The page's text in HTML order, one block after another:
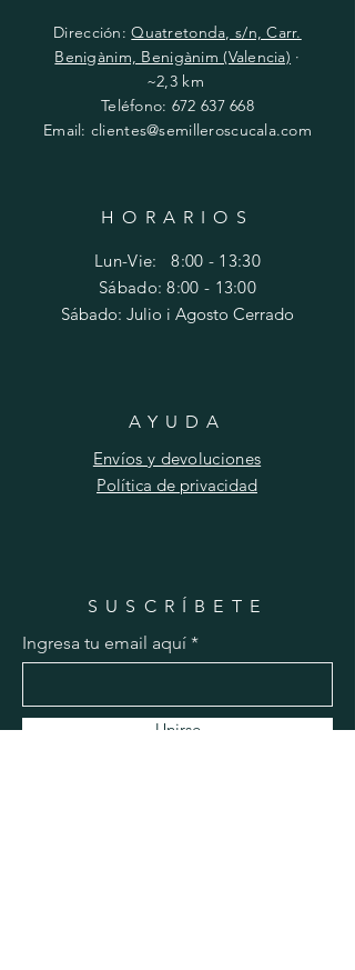
Dirección:Quatretonda, s/n, Carr.
Benigànim, Benigànim (Valencia) ·
~2,3 km
Teléfono: 672 637 668
Email: clientes@semilleroscucala.com
HORARIOS
Lun-Vie: 8:00 - 13:30
Sábado: 8:00 - 13:00
Sábado: Julio i Agosto Cerrado
AYUDA
Envíos y devoluciones
Política de privacidad
SUSCRÍBETE
Ingresa tu email aquí
Unirse